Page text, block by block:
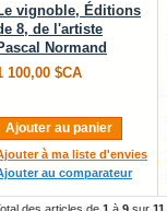
vignoble, Éditions
8, de l'artiste
Normand
100,00 $CA
Ajouter au panier
à ma liste d'envies
au comparateur